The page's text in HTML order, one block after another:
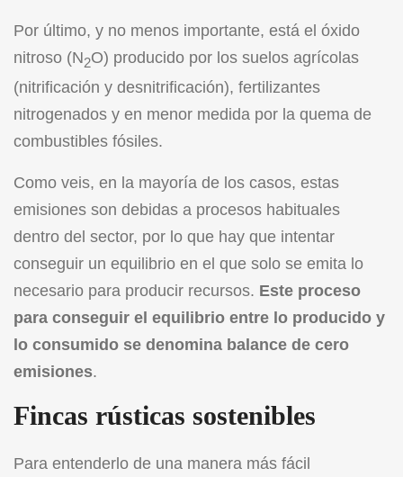
Por último, y no menos importante, está el óxido
nitroso (N2O) producido por los suelos agrícolas
(nitrificación y desnitrificación), fertilizantes
nitrogenados y en menor medida por la quema de
combustibles fósiles.
Como veis, en la mayoría de los casos, estas
emisiones son debidas a procesos habituales
dentro del sector, por lo que hay que intentar
conseguir un equilibrio en el que solo se emita lo
necesario para producir recursos. Este proceso
para conseguir el equilibrio entre lo producido y
lo consumido se denomina balance de cero
emisiones.
Fincas rústicas sostenibles
Para entenderlo de una manera más fácil